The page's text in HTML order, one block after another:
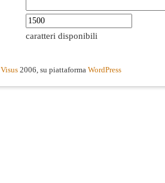
caratteri disponibili
Visus 2006, su piattaforma WordPress